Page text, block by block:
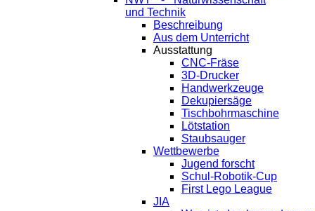
und Technik
Beschreibung
Aus dem Unterricht
Ausstattung
CNC-Fräse
3D-Drucker
Handwerkzeuge
Dekupiersäge
Tischbohrmaschine
Lötstation
Staubsauger
Wettbewerbe
Jugend forscht
Schul-Robotik-Cup
First Lego League
JIA